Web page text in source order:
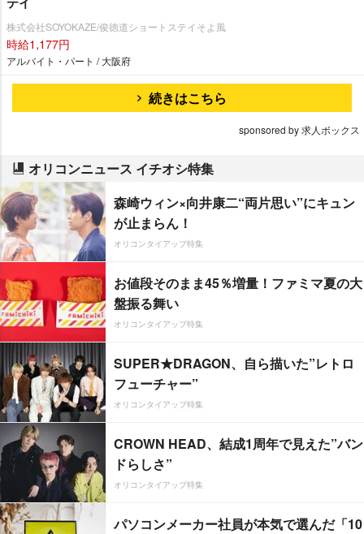
株式会社SOYOKAZE/俊徳道ショートステイそよ風
時給1,177円
アルバイト・パート / 大阪府
続きはこちら
sponsored by 求人ボックス
オリコンニュース イチオシ特集
森崎ウィン×向井康二“両片思い”にキュン
が止まらん！
オリコンタイアップ特集
お値段そのまま45％増量！ファミマ夏の大
盤振る舞い
オリコンタイアップ特集
SUPER★DRAGON、自ら描いた”レトロ
フューチャー”
オリコンタイアップ特集
CROWN HEAD、結成1周年で見えた”バン
ドらしさ”
オリコンタイアップ特集
パソコンメーカー社員が本気で選んだ「10